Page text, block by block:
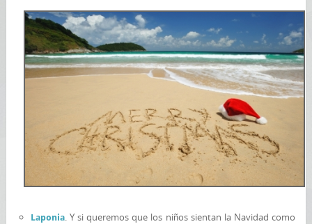
Laponia. Y si queremos que los niños sientan la Navidad como